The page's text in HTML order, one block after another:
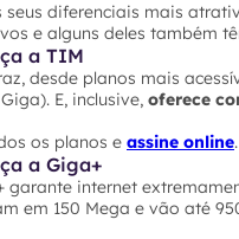
seus diferenciais mais
e alguns deles também
a TIM
desde planos mais
E, inclusive, oferece
os planos e assine online.
a Giga+
garante internet
em 150 Mega e vão até